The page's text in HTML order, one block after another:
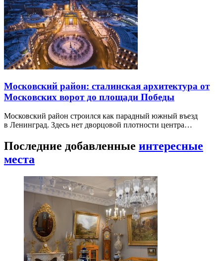
Московский район: сталинская архитектура от
Московских ворот до площади Победы
Московский район строился как парадный южный въезд
в Ленинград. Здесь нет дворцовой плотности центра…
Последние добавленные интересные
места